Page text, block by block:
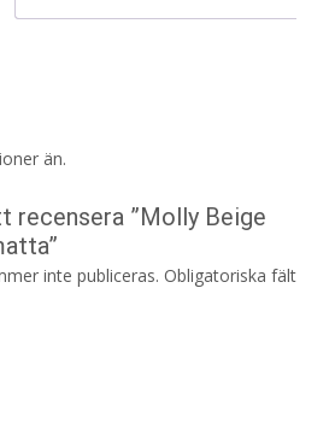
än.
recensera ”Molly Beige
inte publiceras. Obligatoriska fält